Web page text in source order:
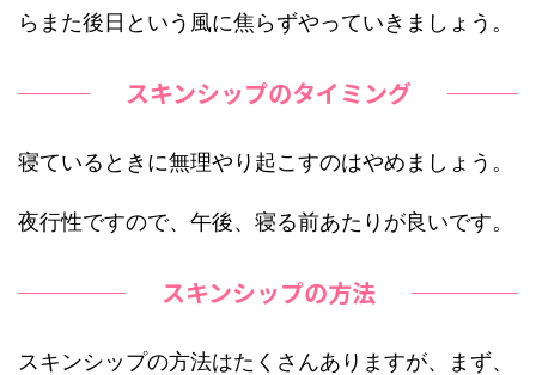
らまた後日という風に焦らずやっていきましょう。
スキンシップのタイミング
寝ているときに無理やり起こすのはやめましょう。
夜行性ですので、午後、寝る前あたりが良いです。
スキンシップの方法
スキンシップの方法はたくさんありますが、まず、